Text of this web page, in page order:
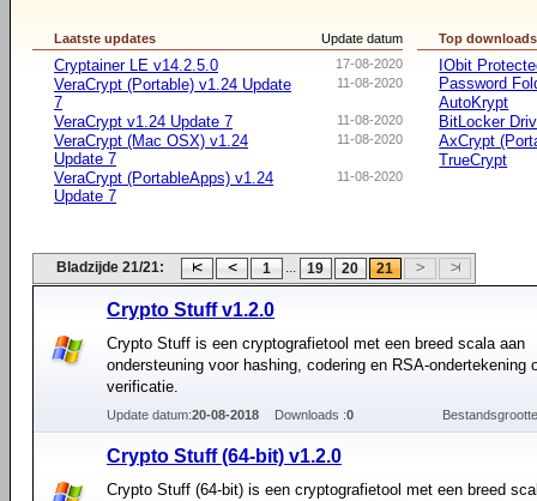
Update datum
Laatste updates
17-08-2020
Cryptainer LE v14.2.5.0
11-08-2020
VeraCrypt (Portable) v1.24 Update
7
11-08-2020
VeraCrypt v1.24 Update 7
11-08-2020
VeraCrypt (Mac OSX) v1.24
Update 7
11-08-2020
VeraCrypt (PortableApps) v1.24
Update 7
Top downloads
IObit
Password
AutoKrypt
BitLocker
AxCrypt
TrueCrypt
Bladzijde 21/21: 1 ... 19 20 21
Crypto Stuff v1.2.0
Crypto Stuff is een cryptografietool met een breed scala aan
ondersteuning voor hashing, codering en RSA-ondertekening
verificatie.
Update datum:20-08-2018 Downloads :0
Crypto Stuff (64-bit) v1.2.0
Crypto Stuff (64-bit) is een cryptografietool met een breed